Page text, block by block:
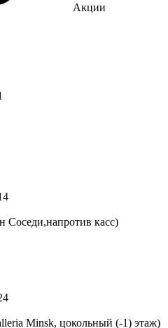
Акции
Соседи,напротив касс)
Minsk, цокольный (-1) этаж)